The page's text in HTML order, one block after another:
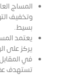
المساج
وتخفيف
بسيط.
يعتمد
يركز على
في
تستهدف